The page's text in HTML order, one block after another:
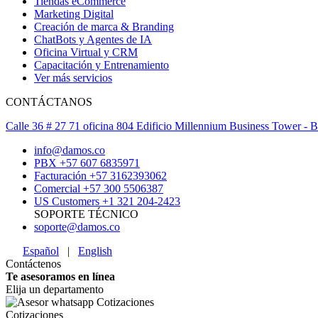
Marketing Digital
Creación de marca & Branding
ChatBots y Agentes de IA
Oficina Virtual y CRM
Capacitación y Entrenamiento
Ver más servicios
CONTÁCTANOS
Calle 36 # 27 71 oficina 804 Edificio Millennium Business Tower -
info@damos.co
PBX +57 607 6835971
Facturación +57 3162393062
Comercial +57 300 5506387
US Customers +1 321 204-2423
SOPORTE TÉCNICO
soporte@damos.co
Español | English
Contáctenos
Te asesoramos en línea
Elija un departamento
Cotizaciones